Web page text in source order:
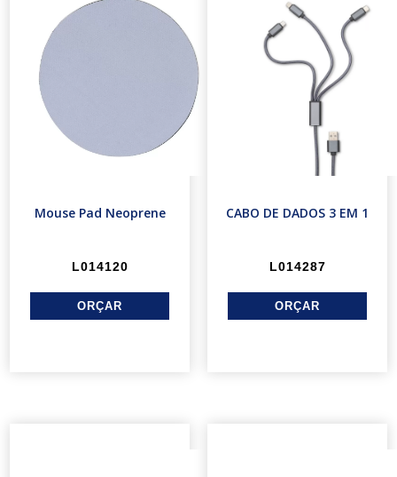
Mouse Pad Neoprene
L014120
CABO DE DADOS 3 EM 1
L014287